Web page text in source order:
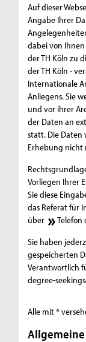
Auf dieser
Angabe Ihrer
dabei von
der TH Köln zu
der TH Köln -
Internationale
Anliegens. Sie
und vor ihrer
der Daten an
statt. Die Daten
Erhebung nicht
Vorliegen Ihrer
Sie diese
das Referat für
über
Telefon
Sie haben
gespeicherten
Verantwortlich
degree-
Alle mit *